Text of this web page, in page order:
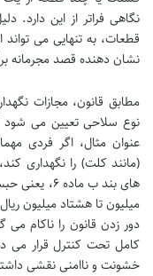
نگاهی فراتر از این
قطعات، به تنهایی می تواند
نشان دهنده قصد مجرمانه
مطابق قانون، مجازات
نوع سلاحی تعیین می شود
عنوان مثال، اگر فردی
(مانند کلت) را نگهداری
های بند ب
میلیون تا هشتاد میلیون
دور زدن قانون را ناکام می
کامل تحت کنترل قرار می
خشونت و ناامنی نقشی